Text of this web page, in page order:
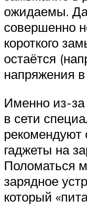
ожидаемы.
совершенно
короткого
остаётся
напряжения в
Именно из-за
в сети
рекомендуют
гаджеты на
Поломаться
зарядное
который